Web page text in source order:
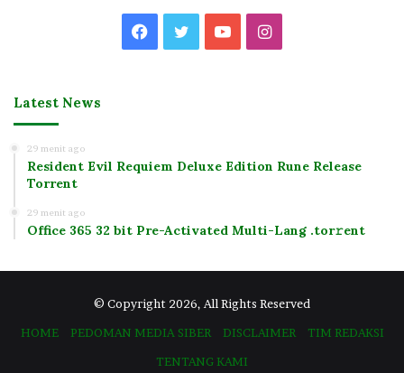
Facebook
TwitterYouTubeInstagram
Latest News
29 menit ago
Resident Evil Requiem Deluxe Edition Rune Release
Torrent
29 menit ago
Office 365 32 bit Pre-Activated Multi-Lang .tоr𝚛еnt
© Copyright 2026, All Rights Reserved
HOME
PEDOMAN MEDIA SIBER DISCLAIMER
TIM REDAKSI
TENTANG KAMI